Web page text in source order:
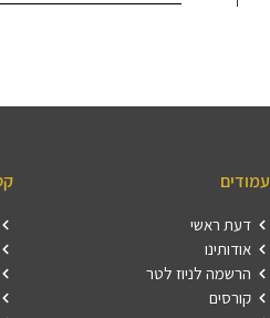
עמודים
דעת ראשי
אודותינו
הרשמה לניוז לטר
קורסים